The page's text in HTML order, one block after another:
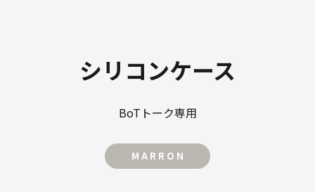
シリコンケース
BoTトーク専用
M A R R O N